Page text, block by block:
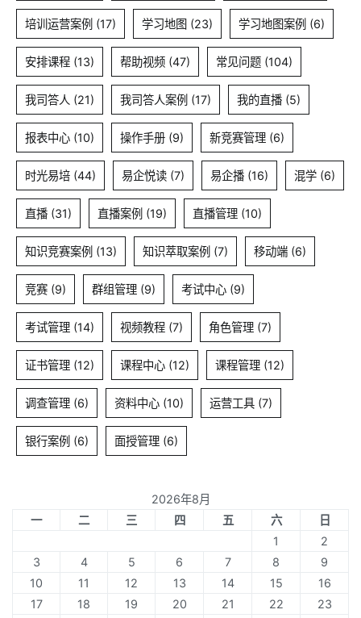
培训运营案例 (17) 学习地图 (23) 学习地图案例 (6)
安排课程 (13) 帮助视频 (47) 常见问题 (104)
我司答人 (21) 我司答人案例 (17) 我的直播 (5)
报表中心 (10) 操作手册 (9) 新竞赛管理 (6)
时光易培 (44) 易企悦读 (7) 易企播 (16) 混学 (6)
直播 (31) 直播案例 (19) 直播管理 (10)
知识竞赛案例 (13) 知识萃取案例 (7) 移动端 (6)
竞赛 (9) 群组管理 (9) 考试中心 (9)
考试管理 (14) 视频教程 (7) 角色管理 (7)
证书管理 (12) 课程中心 (12) 课程管理 (12)
调查管理 (6) 资料中心 (10) 运营工具 (7)
银行案例 (6) 面授管理 (6)
2026年8月
一
二 三 四 五 六
日
1
2
3
4 5 6 7 8
9
10
11 12 13 14 15
16
17
18 19 20 21 22
23